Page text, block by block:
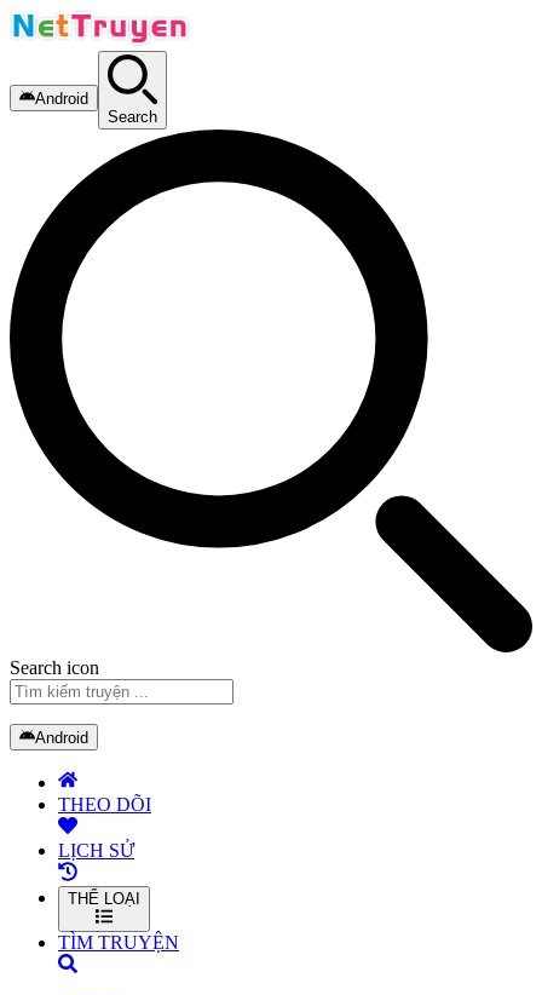
Android
Search
Search icon
Android
THEO DÕI
LỊCH SỬ
THỂ LOẠI
TÌM TRUYỆN